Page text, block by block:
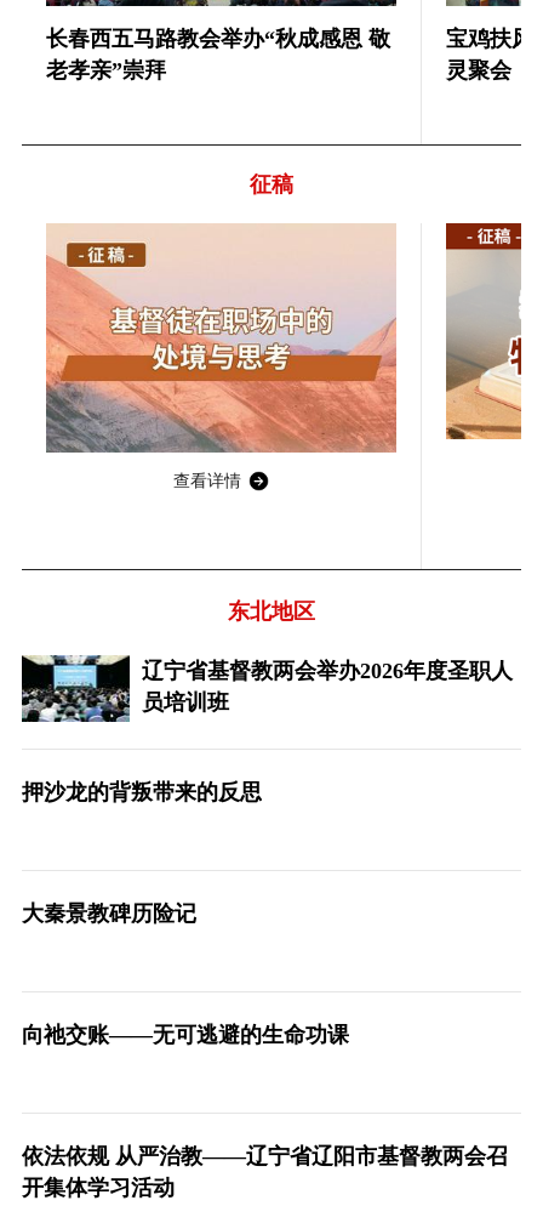
长春西五马路教会举办“秋成感恩 敬
老孝亲”崇拜
宝鸡扶风
灵聚会
征稿
查看详情
东北地区
辽宁省基督教两会举办2026年度圣职人
员培训班
押沙龙的背叛带来的反思
大秦景教碑历险记
向祂交账——无可逃避的生命功课
依法依规 从严治教——辽宁省辽阳市基督教两会召
开集体学习活动